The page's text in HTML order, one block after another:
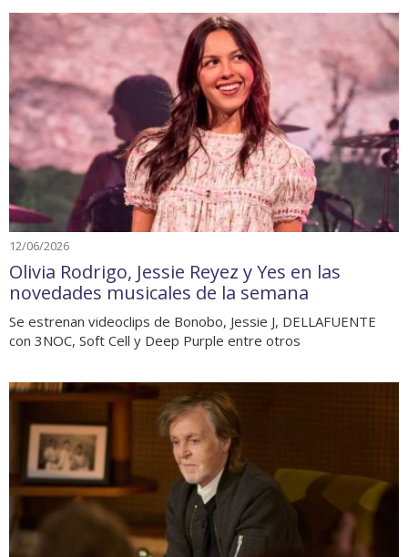
12/06/2026
Olivia Rodrigo, Jessie Reyez y Yes en las
novedades musicales de la semana
Se estrenan videoclips de Bonobo, Jessie J, DELLAFUENTE
con 3NOC, Soft Cell y Deep Purple entre otros